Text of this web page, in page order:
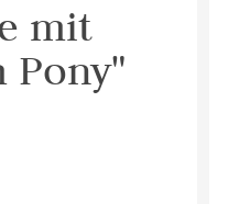
mit
Pony"